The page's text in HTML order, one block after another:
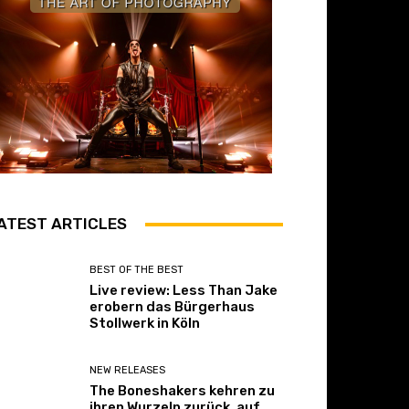
ARTICLES
BEST OF THE BEST
Live review: Less Than Jake
erobern das Bürgerhaus
Stollwerk in Köln
NEW RELEASES
The Boneshakers kehren zu